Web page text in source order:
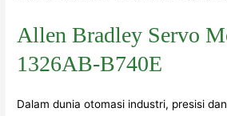
Allen Bradley Servo
1326AB-B740E
Dalam dunia otomasi industri, presisi